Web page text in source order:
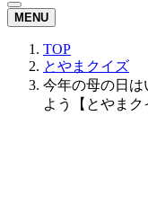
MENU
TOP
とやまクイズ
今年の母の日
よう【とやまク